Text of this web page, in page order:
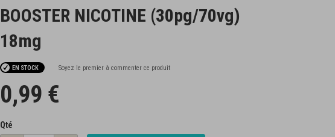
BOOSTER NICOTINE (30pg/70vg)
18mg
EN STOCK Soyez le premier à commenter ce produit
0,99 €
Qté